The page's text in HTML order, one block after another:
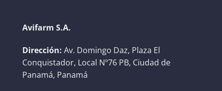
Avifarm S.A.
Dirección: Av. Domingo Daz, Plaza El
Conquistador, Local Nº76 PB, Ciudad de
Panamá, Panamá